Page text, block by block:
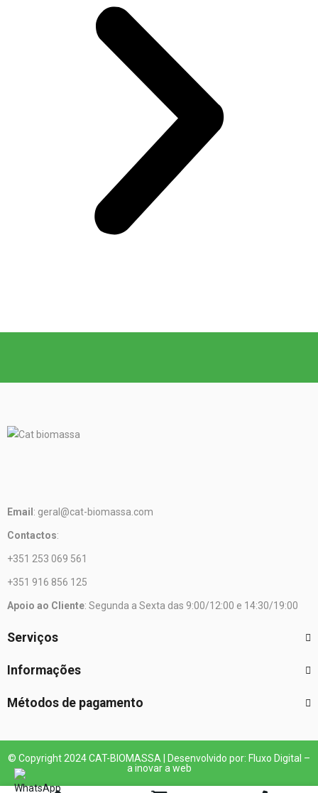
Email : geral@cat-biomassa.com
Contactos:
+351 253 069 561
+351 916 856 125
Apoio ao Cliente: Segunda a Sexta das 9:00/12:00 e 14:30/19:00
Serviços
Informações
Métodos de pagamento
© Copyright 2024 CAT-BIOMASSA | Desenvolvido por: Fluxo Digital –
a inovar a web